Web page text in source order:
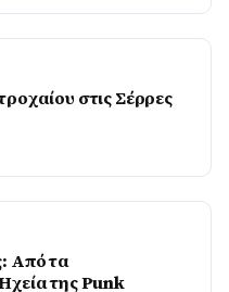
στις Σέρρες
Από τα
της Punk